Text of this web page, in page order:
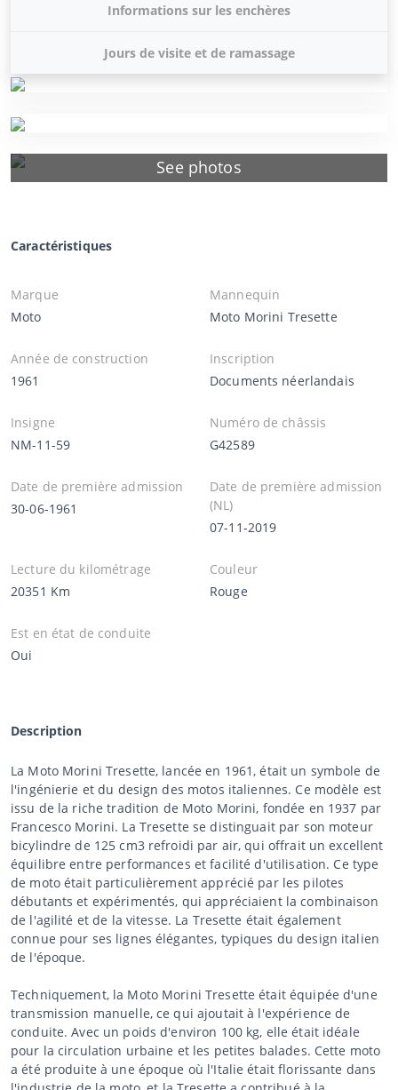
See photos
Informations sur les enchères
Jours de visite et de ramassage
Caractéristiques
Marque
Moto
Mannequin
Moto Morini Tresette
Année de construction
1961
Inscription
Documents néerlandais
Insigne
NM-11-59
Numéro de châssis
G42589
Date de première admission
30-06-1961
Date de première admission
(NL)
07-11-2019
Lecture du kilométrage
20351 Km
Couleur
Rouge
Est en état de conduite
Oui
Description
La Moto Morini Tresette, lancée en 1961, était un symbole de
l'ingénierie et du design des motos italiennes. Ce modèle est
issu de la riche tradition de Moto Morini, fondée en 1937 par
Francesco Morini. La Tresette se distinguait par son moteur
bicylindre de 125 cm3 refroidi par air, qui offrait un excellent
équilibre entre performances et facilité d'utilisation. Ce type
de moto était particulièrement apprécié par les pilotes
débutants et expérimentés, qui appréciaient la combinaison
de l'agilité et de la vitesse. La Tresette était également
connue pour ses lignes élégantes, typiques du design italien
de l'époque.
Techniquement, la Moto Morini Tresette était équipée d'une
transmission manuelle, ce qui ajoutait à l'expérience de
conduite. Avec un poids d'environ 100 kg, elle était idéale
pour la circulation urbaine et les petites balades. Cette moto
a été produite à une époque où l'Italie était florissante dans